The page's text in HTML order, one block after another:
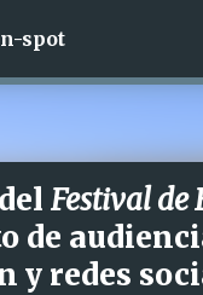
Ir al contenido principal
spot
Festival de
de
y redes